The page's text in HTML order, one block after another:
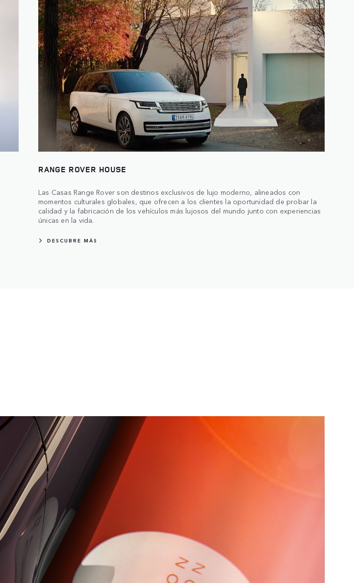
RANGE ROVER HOUSE
Las Casas Range Rover son destinos exclusivos de lujo moderno, alineados con
momentos culturales globales, que ofrecen a los clientes la oportunidad de probar la
calidad y la fabricación de los vehículos más lujosos del mundo junto con experiencias
únicas en la vida.
DESCUBRE MÁS